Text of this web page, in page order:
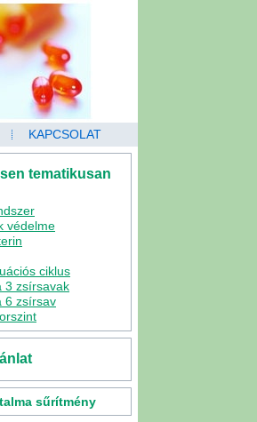
KAPCSOLAT
tematikusan
védelme
ciklus
3 zsírsavak
6 zsírsav
sűrítmény